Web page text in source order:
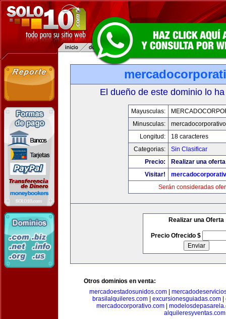
El dueño de este dominio lo
Mayusculas:
Minusculas:
Longitud:
18 caracteres
Categorias:
Sin Clasificar
Precio:
Realizar una
Visitar!
Serán consideradas
Realizar una Oferta
Precio Ofrecido $
Otros dominios en venta:
mercadoestadosunidos.com
brasilalquileres.com
excursionesguiadas.com
mercadocorporativo.com|
alquileresyventas.com